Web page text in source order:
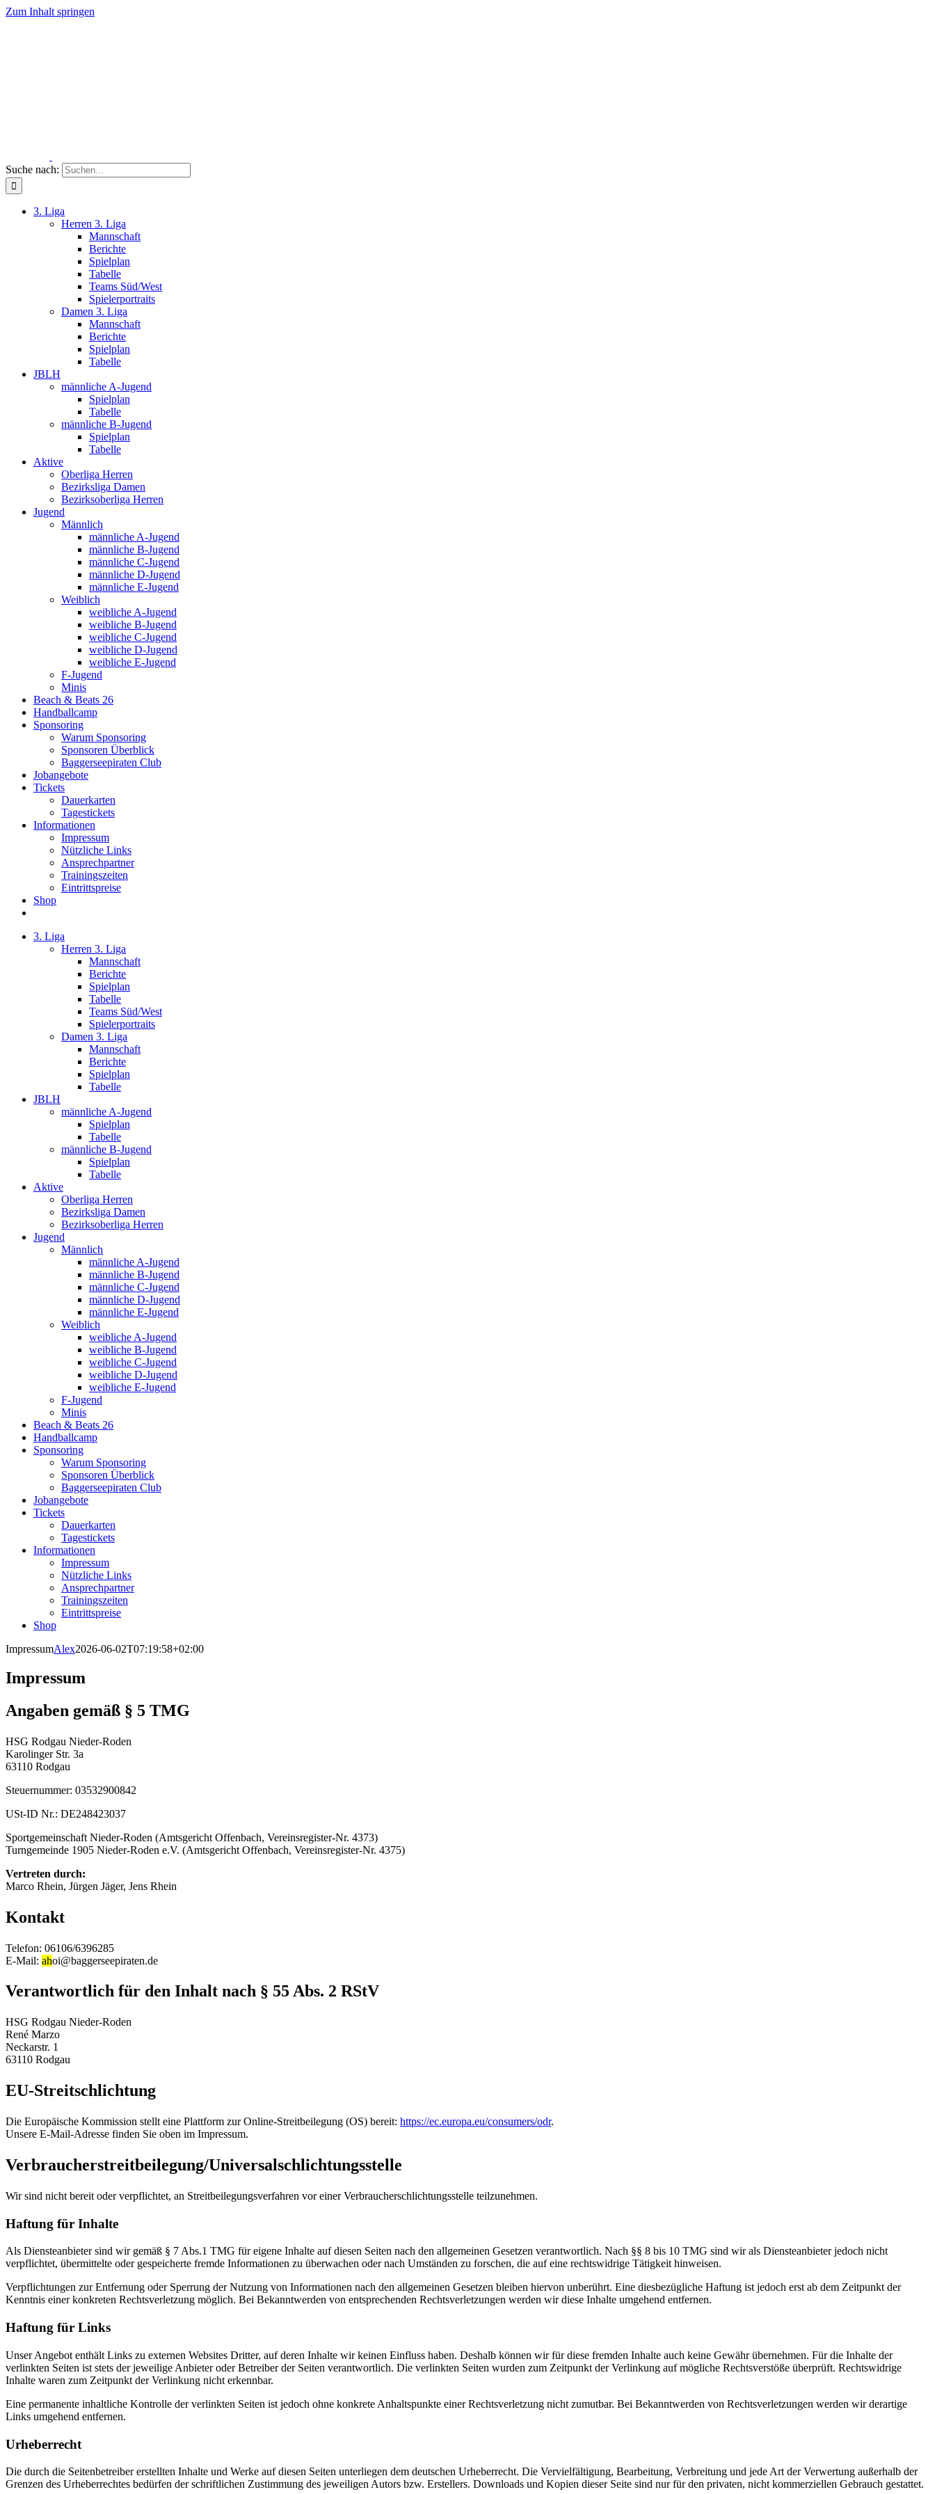
Zum Inhalt springen
Suche nach:
3. Liga
Herren 3. Liga
Mannschaft
Berichte
Spielplan
Tabelle
Teams Süd/West
Spielerportraits
Damen 3. Liga
Mannschaft
Berichte
Spielplan
Tabelle
JBLH
männliche A-Jugend
Spielplan
Tabelle
männliche B-Jugend
Spielplan
Tabelle
Aktive
Oberliga Herren
Bezirksliga Damen
Bezirksoberliga Herren
Jugend
Männlich
männliche A-Jugend
männliche B-Jugend
männliche C-Jugend
männliche D-Jugend
männliche E-Jugend
Weiblich
weibliche A-Jugend
weibliche B-Jugend
weibliche C-Jugend
weibliche D-Jugend
weibliche E-Jugend
F-Jugend
Minis
Beach & Beats 26
Handballcamp
Sponsoring
Warum Sponsoring
Sponsoren Überblick
Baggerseepiraten Club
Jobangebote
Tickets
Dauerkarten
Tagestickets
Informationen
Impressum
Nützliche Links
Ansprechpartner
Trainingszeiten
Eintrittspreise
Shop
3. Liga
Herren 3. Liga
Mannschaft
Berichte
Spielplan
Tabelle
Teams Süd/West
Spielerportraits
Damen 3. Liga
Mannschaft
Berichte
Spielplan
Tabelle
JBLH
männliche A-Jugend
Spielplan
Tabelle
männliche B-Jugend
Spielplan
Tabelle
Aktive
Oberliga Herren
Bezirksliga Damen
Bezirksoberliga Herren
Jugend
Männlich
männliche A-Jugend
männliche B-Jugend
männliche C-Jugend
männliche D-Jugend
männliche E-Jugend
Weiblich
weibliche A-Jugend
weibliche B-Jugend
weibliche C-Jugend
weibliche D-Jugend
weibliche E-Jugend
F-Jugend
Minis
Beach & Beats 26
Handballcamp
Sponsoring
Warum Sponsoring
Sponsoren Überblick
Baggerseepiraten Club
Jobangebote
Tickets
Dauerkarten
Tagestickets
Informationen
Impressum
Nützliche Links
Ansprechpartner
Trainingszeiten
Eintrittspreise
Shop
ImpressumAlex2026-06-02T07:19:58+02:00
Impressum
Angaben gemäß § 5 TMG
HSG Rodgau Nieder-Roden
Karolinger Str. 3a
63110 Rodgau
Steuernummer: 03532900842
USt-ID Nr.: DE248423037
Sportgemeinschaft Nieder-Roden (Amtsgericht Offenbach, Vereinsregister-Nr. 4373)
Turngemeinde 1905 Nieder-Roden e.V. (Amtsgericht Offenbach, Vereinsregister-Nr. 4375)
Vertreten durch:
Marco Rhein, Jürgen Jäger, Jens Rhein
Kontakt
Telefon: 06106/6396285
E-Mail: ahoi@baggerseepiraten.de
Verantwortlich für den Inhalt nach § 55 Abs. 2 RStV
HSG Rodgau Nieder-Roden
René Marzo
Neckarstr. 1
63110 Rodgau
EU-Streitschlichtung
Die Europäische Kommission stellt eine Plattform zur Online-Streitbeilegung (OS) bereit: https://ec.europa.eu/consumers/odr.
Unsere E-Mail-Adresse finden Sie oben im Impressum.
Verbraucher­streit­beilegung/Universal­schlichtungs­stelle
Wir sind nicht bereit oder verpflichtet, an Streitbeilegungsverfahren vor einer Verbraucherschlichtungsstelle teilzunehmen.
Haftung für Inhalte
Als Diensteanbieter sind wir gemäß § 7 Abs.1 TMG für eigene Inhalte auf diesen Seiten nach den allgemeinen Gesetzen verantwortlich. Nach §§ 8 bis 10 TMG sind wir als Diensteanbieter jedoch nicht
verpflichtet, übermittelte oder gespeicherte fremde Informationen zu überwachen oder nach Umständen zu forschen, die auf eine rechtswidrige Tätigkeit hinweisen.
Verpflichtungen zur Entfernung oder Sperrung der Nutzung von Informationen nach den allgemeinen Gesetzen bleiben hiervon unberührt. Eine diesbezügliche Haftung ist jedoch erst ab dem Zeitpunkt der
Kenntnis einer konkreten Rechtsverletzung möglich. Bei Bekanntwerden von entsprechenden Rechtsverletzungen werden wir diese Inhalte umgehend entfernen.
Haftung für Links
Unser Angebot enthält Links zu externen Websites Dritter, auf deren Inhalte wir keinen Einfluss haben. Deshalb können wir für diese fremden Inhalte auch keine Gewähr übernehmen. Für die Inhalte der
verlinkten Seiten ist stets der jeweilige Anbieter oder Betreiber der Seiten verantwortlich. Die verlinkten Seiten wurden zum Zeitpunkt der Verlinkung auf mögliche Rechtsverstöße überprüft. Rechtswidrige
Inhalte waren zum Zeitpunkt der Verlinkung nicht erkennbar.
Eine permanente inhaltliche Kontrolle der verlinkten Seiten ist jedoch ohne konkrete Anhaltspunkte einer Rechtsverletzung nicht zumutbar. Bei Bekanntwerden von Rechtsverletzungen werden wir derartige
Links umgehend entfernen.
Urheberrecht
Die durch die Seitenbetreiber erstellten Inhalte und Werke auf diesen Seiten unterliegen dem deutschen Urheberrecht. Die Vervielfältigung, Bearbeitung, Verbreitung und jede Art der Verwertung außerhalb der
Grenzen des Urheberrechtes bedürfen der schriftlichen Zustimmung des jeweiligen Autors bzw. Erstellers. Downloads und Kopien dieser Seite sind nur für den privaten, nicht kommerziellen Gebrauch gestattet.